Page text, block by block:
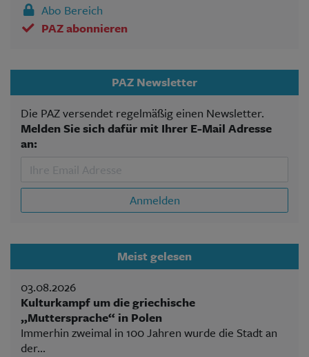
Abo Bereich
PAZ abonnieren
PAZ Newsletter
Die PAZ versendet regelmäßig einen Newsletter.
Melden Sie sich dafür mit Ihrer E-Mail Adresse
an:
Anmelden
Meist gelesen
03.08.2026
Kulturkampf um die griechische
„Muttersprache“ in Polen
Immerhin zweimal in 100 Jahren wurde die Stadt an
der...